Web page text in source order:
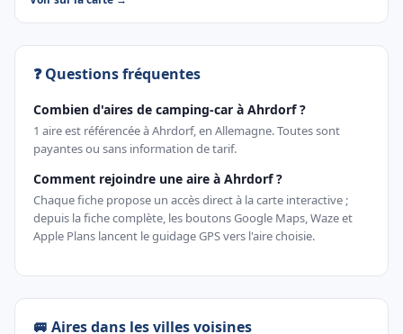
❓ Questions fréquentes
Combien d'aires de camping-car à Ahrdorf ?
1 aire est référencée à Ahrdorf, en Allemagne. Toutes sont
payantes ou sans information de tarif.
Comment rejoindre une aire à Ahrdorf ?
Chaque fiche propose un accès direct à la carte interactive ;
depuis la fiche complète, les boutons Google Maps, Waze et
Apple Plans lancent le guidage GPS vers l'aire choisie.
🚐 Aires dans les villes voisines